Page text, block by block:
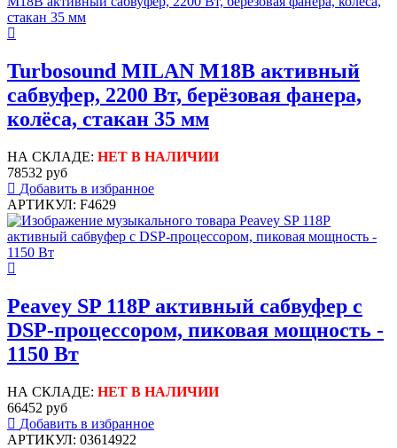
Turbosound MILAN M18B активный
сабвуфер, 2200 Вт, берёзовая фанера,
колёса, стакан 35 мм
НА СКЛАДЕ: НЕТ В НАЛИЧИИ
78532 руб
Добавить в избранное
АРТИКУЛ: F4629
Peavey SP 118P активный сабвуфер с
DSP-процессором, пиковая мощность -
1150 Вт
НА СКЛАДЕ: НЕТ В НАЛИЧИИ
66452 руб
Добавить в избранное
АРТИКУЛ: 03614922